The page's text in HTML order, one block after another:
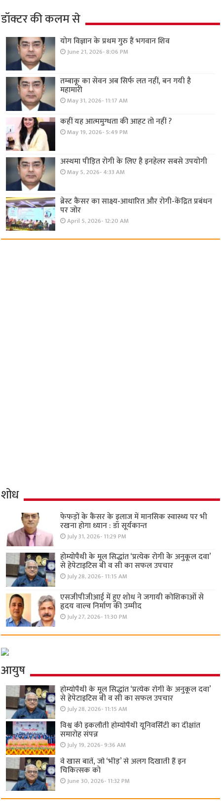
डॉक्टर की कलम से
योग विज्ञान के प्रथम गुरु हैं भगवान शिव
June 21, 2026- 8:06 PM
तम्बाकू का सेवन अब सिर्फ लत नहीं, बन गयी है
महामारी
May 31, 2026- 11:17 AM
कहीं यह आत्ममुग्धता की आहट तो नहीं ?
May 19, 2026- 5:49 PM
अस्थमा पीड़ित रोगी के लिए है इनहेलर सबसे उपयोगी
May 5, 2026- 4:33 AM
ब्रेस्ट कैंसर का साक्ष्य-आधारित और रोगी-केंद्रित प्रबंधन
पर जोर
April 5, 2026- 12:20 AM
शोध
फेफड़ों के कैंसर के इलाज में मानसिक स्वास्थ्य पर भी
रखना होगा ध्यान : डॉ सूर्यकान्त
July 31, 2026- 11:29 PM
होम्योपैथी के मूल सिद्धांत ‘प्रत्येक रोगी केे अनुकूल दवा’
से हेपेटाइटिस बी व सी का सफल उपचार
July 28, 2026- 11:15 AM
एसजीपीजीआई में हुए शोध ने जगायी कोशिकाओं से
हृदय वाल्व निर्माण की उम्मीद
July 27, 2026- 11:30 PM
आयुष
होम्योपैथी के मूल सिद्धांत ‘प्रत्येक रोगी केे अनुकूल दवा’
से हेपेटाइटिस बी व सी का सफल उपचार
July 28, 2026- 11:15 AM
विश्व की इकलौती होम्योपैथी यूनिवर्सिटी का दीक्षांत
समारोह संपन्न
July 19, 2026- 9:36 AM
वे खास बातें, जो ‘भीड़’ से अलग दिखाती हैं इन
चिकित्सक को
June 30, 2026- 11:32 PM